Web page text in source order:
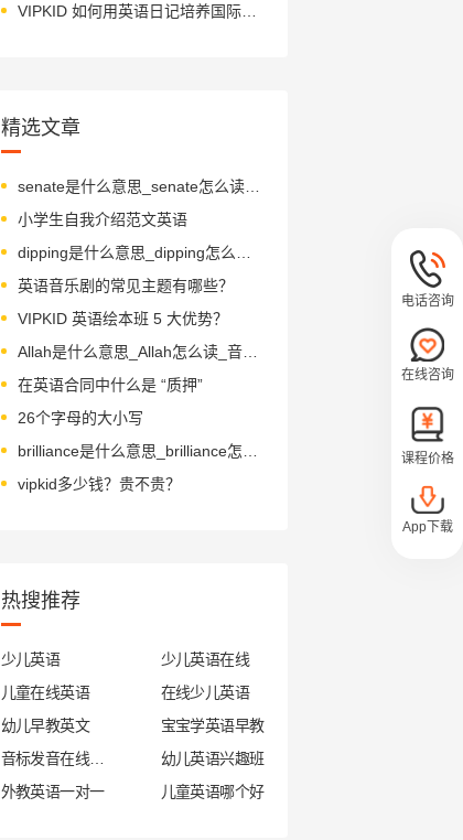
VIPKID 如何用英语日记培养国际化人才？
精选文章
senate是什么意思_senate怎么读_音标'senət
小学生自我介绍范文英语
英语音乐剧的常见主题有哪些？
VIPKID 英语绘本班 5 大优势？
Allah是什么意思_Allah怎么读_音标'ælə
在英语合同中什么是 “质押”
26个字母的大小写
vipkid多少钱？贵不贵？
热搜推荐
少儿英语
少儿英语在线
儿童在线英语
在线少儿英语
幼儿早教英文
宝宝学英语早教
幼儿英语兴趣班
外教英语一对一
儿童英语哪个好
电话咨询
在线咨询
课程价格
App下载